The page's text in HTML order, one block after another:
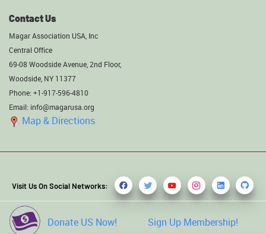
Contact Us
Magar Association USA, Inc
Central Office
69-08 Woodside Avenue, 2nd Floor,
Woodside, NY 11377
Phone: +1-917-596-4810
Email: info@magarusa.org
Map & Directions
Visit Us On Social Networks:
Donate US Now! Sign Up Membership!